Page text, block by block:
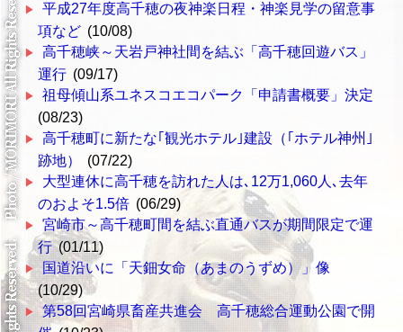
平成27年度高千穂の夜神楽日程・神楽見学の留意事
項など (10/08)
高千穂峡～天岩戸神社間を結ぶ「高千穂回遊バス」
運行 (09/17)
祖母傾山系ユネスコエコパーク「申請書概要」決定
(08/23)
高千穂町に新たな｢観光ホテル｣建設（｢ホテル神州｣
跡地）
(07/22)
大型連休に高千穂を訪れた人は､12万1,060人､去年
のおよそ1.5倍 (06/29)
宮崎市～高千穂町間を結ぶ直通バスが期間限定で運
行(01/11)
国道沿いに「天鈿女命（あまのうずめ）」像
(10/29)
第58回宮崎県畜産共進会 高千穂総合運動公園で開